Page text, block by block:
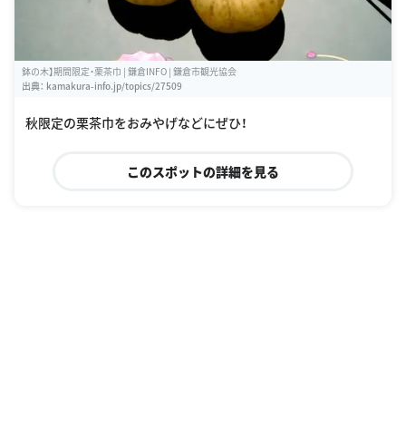
鉢の木】期間限定・栗茶巾 | 鎌倉INFO | 鎌倉市観光協会
出典： kamakura-info.jp/topics/27509
秋限定の栗茶巾をおみやげなどにぜひ！
このスポットの詳細を見る